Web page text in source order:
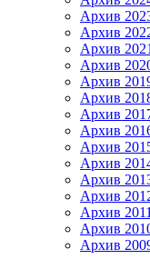
Архив
Архив
Архив 2021
Архив
Архив
Архив
Архив
Архив
Архив
Архив
Архив
Архив
Архив 2011
Архив
Архив